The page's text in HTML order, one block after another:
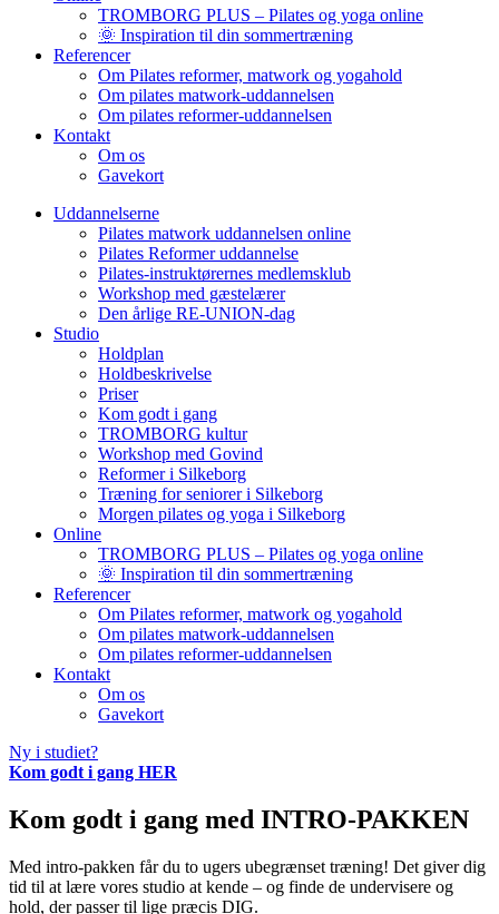
TROMBORG PLUS – Pilates og yoga online
🌞 Inspiration til din sommertræning
Referencer
Om Pilates reformer, matwork og yogahold
Om pilates matwork-uddannelsen
Om pilates reformer-uddannelsen
Kontakt
Om os
Gavekort
Uddannelserne
Pilates matwork uddannelsen online
Pilates Reformer uddannelse
Pilates-instruktørernes medlemsklub
Workshop med gæstelærer
Den årlige RE-UNION-dag
Studio
Holdplan
Holdbeskrivelse
Priser
Kom godt i gang
TROMBORG kultur
Workshop med Govind
Reformer i Silkeborg
Træning for seniorer i Silkeborg
Morgen pilates og yoga i Silkeborg
Online
TROMBORG PLUS – Pilates og yoga online
🌞 Inspiration til din sommertræning
Referencer
Om Pilates reformer, matwork og yogahold
Om pilates matwork-uddannelsen
Om pilates reformer-uddannelsen
Kontakt
Om os
Gavekort
Ny i studiet?
Kom godt i gang HER
Kom godt i gang med INTRO-PAKKEN
Med intro-pakken får du to ugers ubegrænset træning! Det giver dig
tid til at lære vores studio at kende – og finde de undervisere og
hold, der passer til lige præcis DIG.